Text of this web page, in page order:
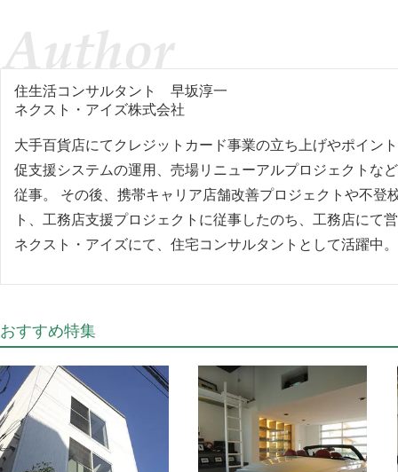
住生活コンサルタント 早坂淳一
ネクスト・アイズ株式会社
大手百貨店にてクレジットカード事業の立ち上げやポイン
促支援システムの運用、売場リニューアルプロジェクトな
従事。 その後、携帯キャリア店舗改善プロジェクトや不登
ト、工務店支援プロジェクトに従事したのち、工務店にて
ネクスト・アイズにて、住宅コンサルタントとして活躍中。
おすすめ特集